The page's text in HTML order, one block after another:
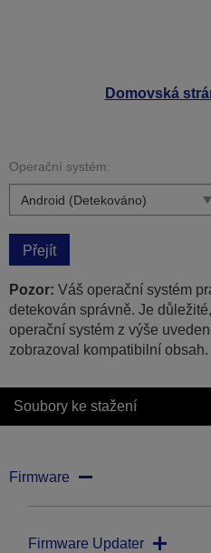
Domovská
Operační systém:
Přejít
Pozor: Váš operační systém
detekován správně. Je
operační systém z výše
zobrazoval kompatibilní obsah.
Soubory ke stažení
Firmware
Firmware Updater